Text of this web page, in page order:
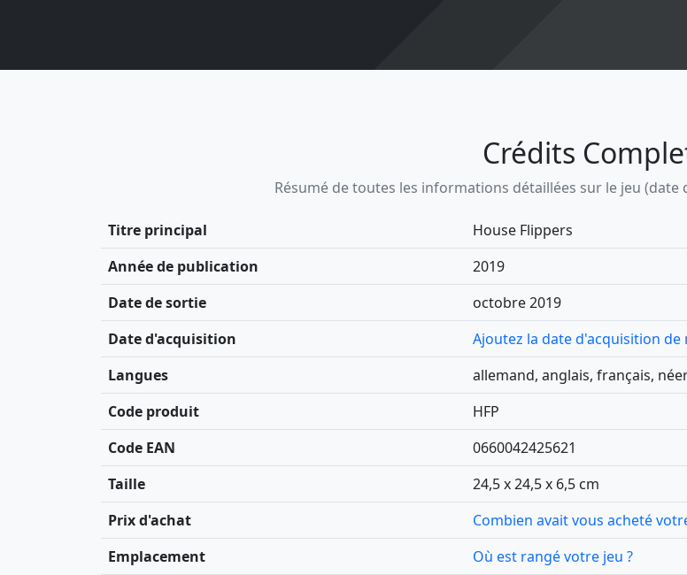
Crédits
Résumé de toutes les informations détaillées sur le jeu (date
Titre principal
House Flippers
Année de publication
2019
Date de sortie
octobre 2019
Date d'acquisition
Ajoutez la date d'acquisition de
Langues
allemand, anglais, français,
Code produit
HFP
Code EAN
0660042425621
Taille
24,5 x 24,5 x 6,5 cm
Prix d'achat
Combien avait vous acheté
Emplacement
Où est rangé votre jeu ?